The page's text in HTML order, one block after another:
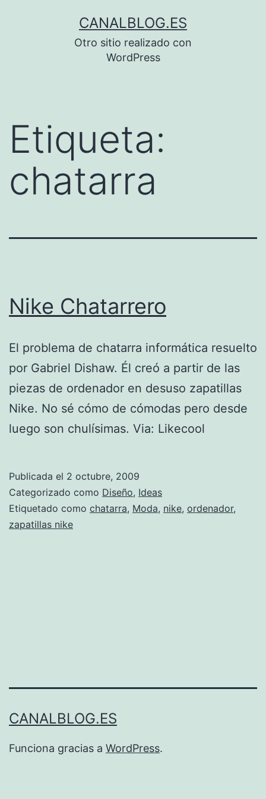
CANALBLOG.ES
Otro sitio realizado con
WordPress
Etiqueta:
chatarra
Nike Chatarrero
El problema de chatarra informática resuelto
por Gabriel Dishaw. Él creó a partir de las
piezas de ordenador en desuso zapatillas
Nike. No sé cómo de cómodas pero desde
luego son chulísimas. Via: Likecool
Publicada el 2 octubre, 2009
Categorizado como Diseño, Ideas
Etiquetado como chatarra, Moda, nike, ordenador,
zapatillas nike
CANALBLOG.ES
Funciona gracias a WordPress.